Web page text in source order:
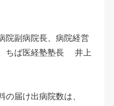
院副病院長、病院経営
ちば医経塾塾長 井上
届け出病院数は、